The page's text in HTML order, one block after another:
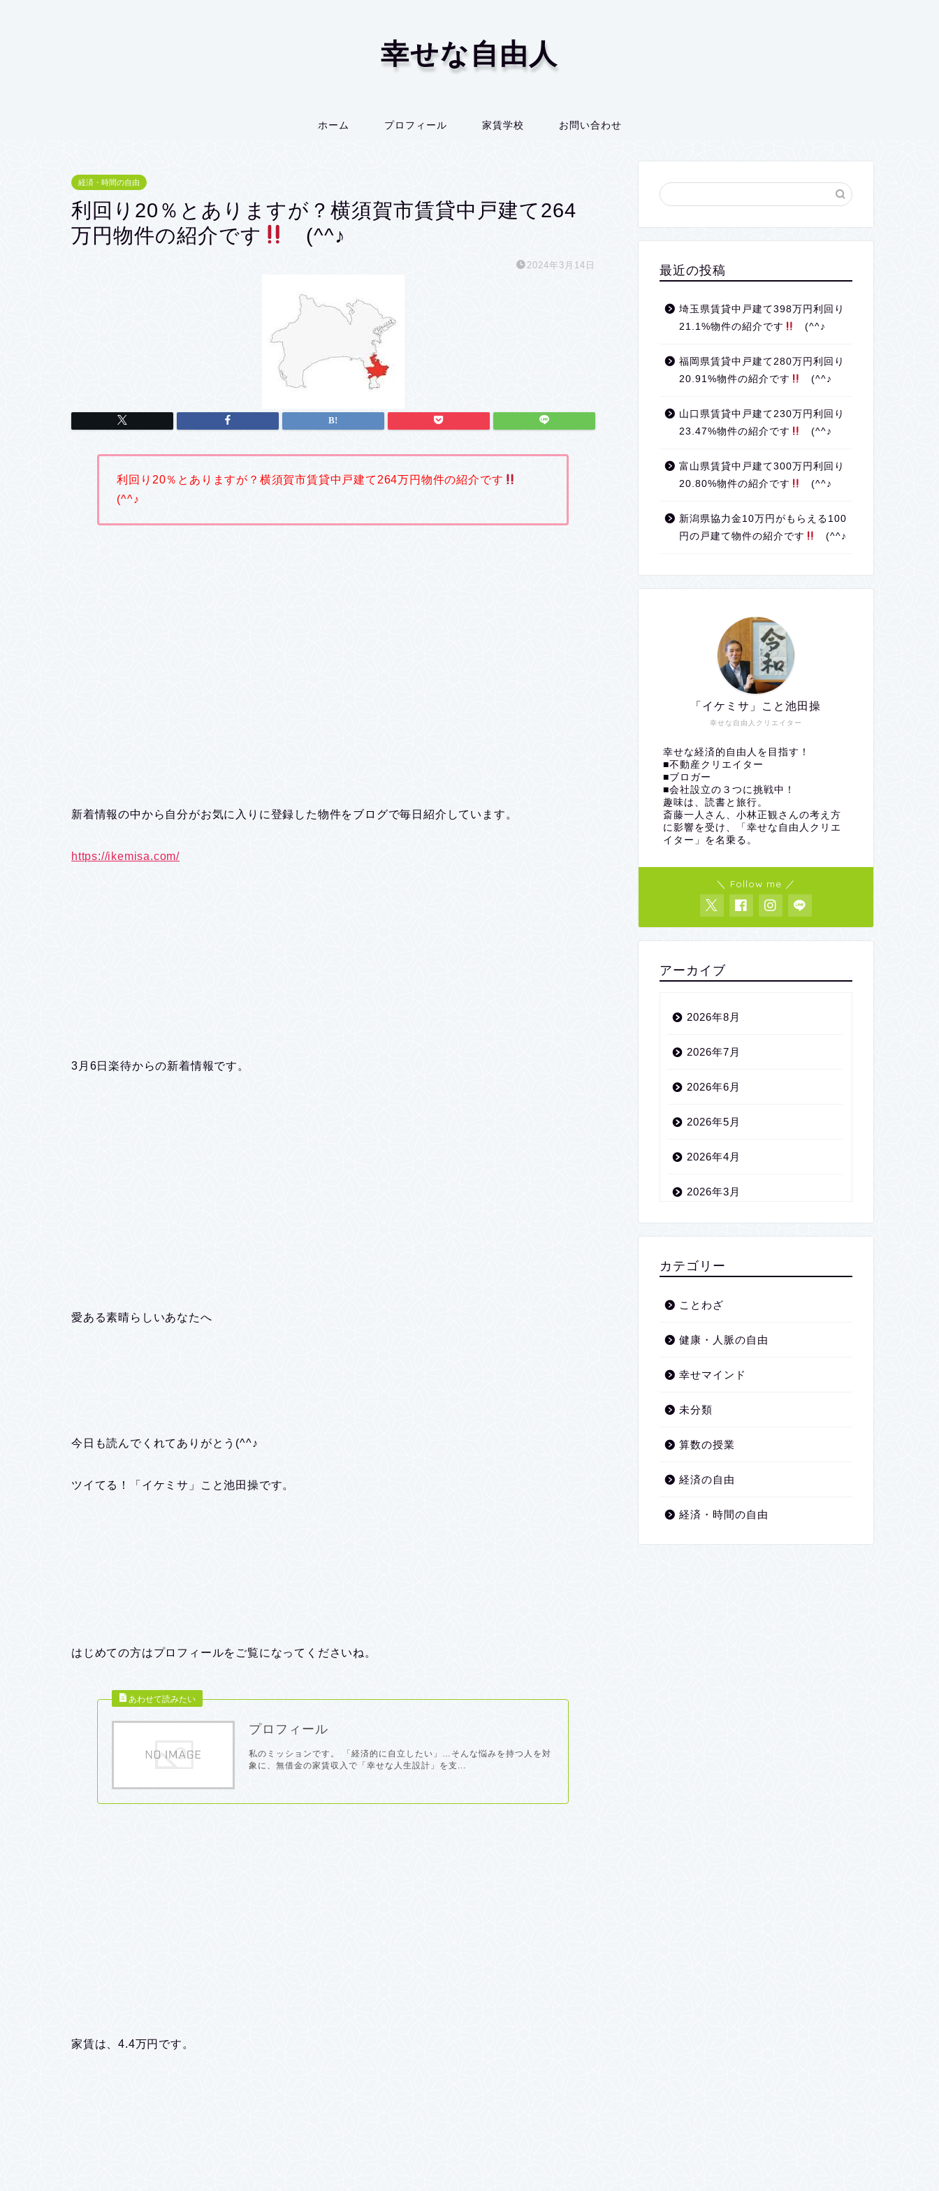
幸せな自由人
ホーム プロフィール 家賃学校 お問い合わせ
経済・時間の自由
利回り20％とありますが？横須賀市賃貸中戸建て264
万円物件の紹介です
(^^♪
2024年3月14日
利回り20％とありますが？横須賀市賃貸中戸建て264万円物件の紹介です
(^^♪
新着情報の中から自分がお気に入りに登録した物件をブログで毎日紹介しています。
https://ikemisa.com/
3月6日楽待からの新着情報です。
愛ある素晴らしいあなたへ
今日も読んでくれてありがとう(^^♪
ツイてる！「イケミサ」こと池田操です。
はじめての方はプロフィールをご覧になってくださいね。
プロフィール
私のミッションです。 「経済的に自立したい」…そんな悩みを持つ人を対
象に、無借金の家賃収入で「幸せな人生設計」を支...
家賃は、4.4万円です。
最近の投稿
埼玉県賃貸中戸建て398万円利回り
21.1%物件の紹介です
(^^♪
福岡県賃貸中戸建て280万円利回り
20.91%物件の紹介です
(^^♪
山口県賃貸中戸建て230万円利回り
23.47%物件の紹介です
(^^♪
富山県賃貸中戸建て300万円利回り
20.80%物件の紹介です
(^^♪
新潟県協力金10万円がもらえる100
円の戸建て物件の紹介です
(^^♪
幸せな自由人クリエイター
「イケミサ」こと池田操
幸せな経済的自由人を目指す！
■不動産クリエイター
■ブロガー
■会社設立の３つに挑戦中！
趣味は、読書と旅行。
斎藤一人さん、小林正観さんの考え方
に影響を受け、「幸せな自由人クリエ
イター」を名乗る。
＼ Follow me ／
アーカイブ
2026年8月
2026年7月
2026年6月
2026年5月
2026年4月
2026年3月
2026年2月
2026年1月
カテゴリー
ことわざ
健康・人脈の自由
幸せマインド
未分類
算数の授業
経済の自由
経済・時間の自由